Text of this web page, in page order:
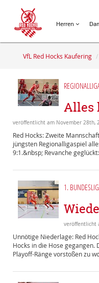
Herren
VfL Red Hocks Kaufering
Alles
veröffentlicht am November 28th,
Red Hocks: Zweite
jüngsten Regionalligaspiel
9:1.&nbsp; Revanche
1.
veröffentlicht
Unnötige Niederlage: Red
Hocks in die Hose gegangen.
Playoff-Ränge vorstoßen zu